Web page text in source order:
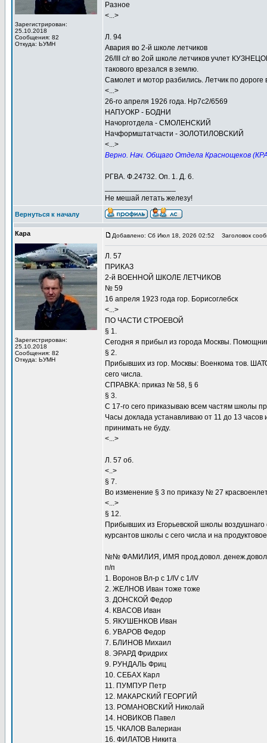
Зарегистрирован:
25.10.2018
Сообщения: 82
Откуда: ЬУМН
Разное
<...>
Л. 94
Авария во 2-й школе летчиков
26/III с/г во 2ой школе летчиков учлет
такового врезался в землю.
Самолет и мотор разбились. Летчик по дороге
<...>
26-го апреля 1926 года. Нр7с2/6569
НАПУОКР - БОДНИ
Начорготдела - СМОЛЕНСКИЙ
Начформштатчасти - ЗОЛОТИЛОВСКИЙ
<...>
Верно. Нач. Общаго Отдела Краснощеков
РГВА. Ф.24732. Оп. 1. Д. 6.
Не мешай летать железу!
Вернуться к началу
Кара
Зарегистрирован:
25.10.2018
Сообщения: 82
Откуда: ЬУМН
Добавлено: Сб Июл 18, 2026 02:52 Заголовок
Л. 57
ПРИКАЗ
2-й ВОЕННОЙ ШКОЛЕ ЛЕТЧИКОВ
№ 59
16 апреля 1923 года гор. Борисоглебск
<...>
ПО ЧАСТИ СТРОЕВОЙ
§ 1.
Сегодня я прибыл из города Москвы.
§ 2.
Прибывших из гор. Москвы: Военкома тов.
сего числа.
СПРАВКА: приказ № 58, § 6
§ 3.
С 17-го сего приказываю всем частям школы
Часы доклада устанавливаю от 11 до 13
принимать не буду.
<...>
Л. 57 об.
<..>
§ 7.
Во изменение § 3 по приказу № 27
<...>
§ 12.
Прибывших из Егорьевской школы
курсантов школы с сего числа и на
№№ ФАМИЛИЯ, ИМЯ прод.довол.
п/п
1. Воронов Вл-р с 1/IV с 1/IV
2. ЖЕЛНОВ Иван тоже тоже
3. ДОНСКОЙ Федор
4. КВАСОВ Иван
5. ЯКУШЕНКОВ Иван
6. УВАРОВ Федор
7. БЛИНОВ Михаил
8. ЭРАРД Фридрих
9. РУНДАЛЬ Фриц
10. СЕБАХ Карл
11. ПУМПУР Петр
12. МАКАРСКИЙ ГЕОРГИЙ
13. РОМАНОВСКИЙ Николай
14. НОВИКОВ Павел
15. ЧКАЛОВ Валериан
16. ФИЛАТОВ Никита